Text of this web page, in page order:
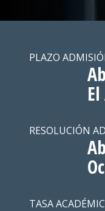
PLAZO
RESOLUCIÓN
TASA